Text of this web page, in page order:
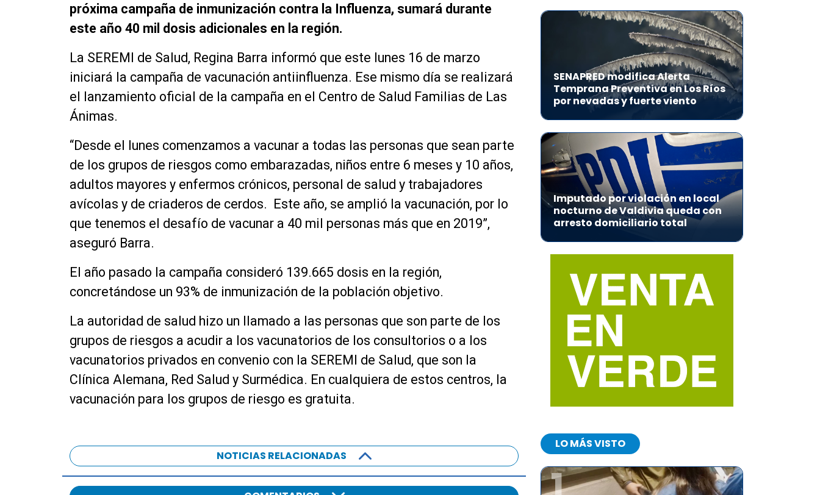
próxima campaña de inmunización contra la Influenza, sumará durante
este año 40 mil dosis adicionales en la región.
La SEREMI de Salud, Regina Barra informó que este lunes 16 de marzo
iniciará la campaña de vacunación antiinfluenza. Ese mismo día se realizará
el lanzamiento oficial de la campaña en el Centro de Salud Familias de Las
Ánimas.
“Desde el lunes comenzamos a vacunar a todas las personas que sean parte
de los grupos de riesgos como embarazadas, niños entre 6 meses y 10 años,
adultos mayores y enfermos crónicos, personal de salud y trabajadores
avícolas y de criaderos de cerdos. Este año, se amplió la vacunación, por lo
que tenemos el desafío de vacunar a 40 mil personas más que en 2019”,
aseguró Barra.
El año pasado la campaña consideró 139.665 dosis en la región,
concretándose un 93% de inmunización de la población objetivo.
La autoridad de salud hizo un llamado a las personas que son parte de los
grupos de riesgos a acudir a los vacunatorios de los consultorios o a los
vacunatorios privados en convenio con la SEREMI de Salud, que son la
Clínica Alemana, Red Salud y Surmédica. En cualquiera de estos centros, la
vacunación para los grupos de riesgo es gratuita.
NOTICIAS RELACIONADAS
SENAPRED modifica Alerta
Temprana Preventiva en Los Ríos
por nevadas y fuerte viento
Imputado por violación en local
nocturno de Valdivia queda con
arresto domiciliario total
LO MÁS VISTO